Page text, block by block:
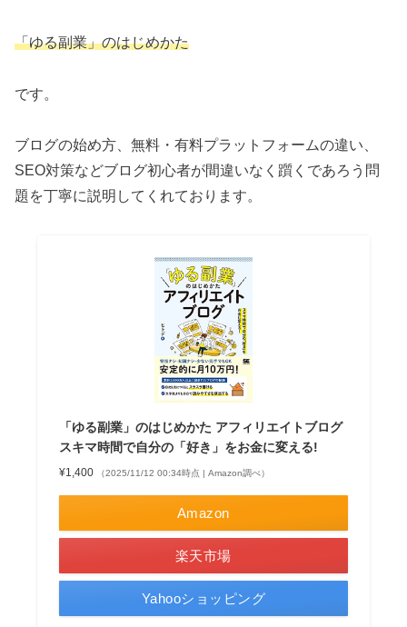
「ゆる副業」のはじめかた
です。
ブログの始め方、無料・有料プラットフォームの違い、
SEO対策などブログ初心者が間違いなく躓くであろう問
題を丁寧に説明してくれております。
「ゆる副業」のはじめかた アフィリエイトブログ
スキマ時間で自分の「好き」をお金に変える!
¥1,400 （2025/11/12 00:34時点 | Amazon調べ）
Amazon
楽天市場
Yahooショッピング